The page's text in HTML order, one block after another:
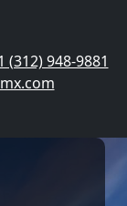
(312) 948-9881